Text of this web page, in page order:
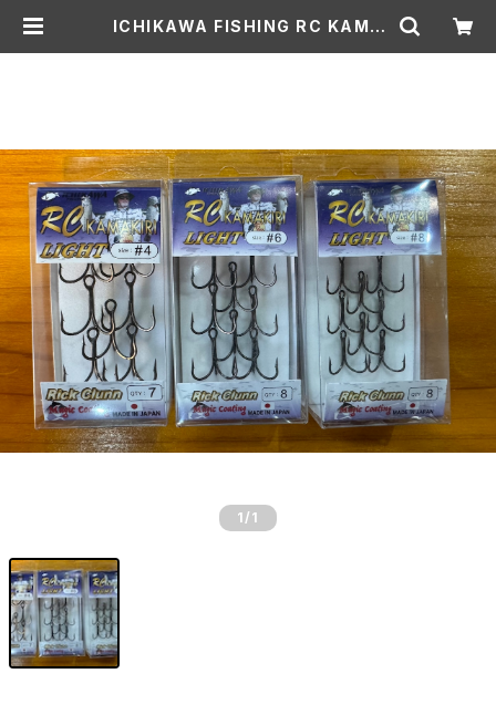
ICHIKAWA FISHING RC KAMA
1 /1